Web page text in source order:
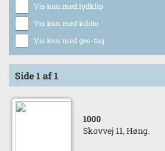
Vis kun med lydklip
Vis kun med kilder
Vis kun med geo-tag
Side 1 af 1
1000
Skovvej 11, Høng.